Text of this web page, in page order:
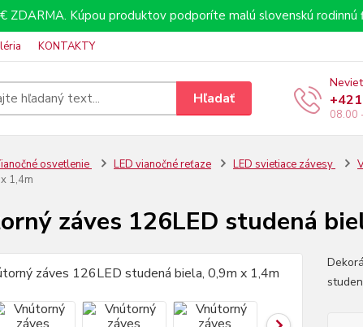
ZDARMA. Kúpou produktov podporíte malú slovenskú rodinnú
KONTAKTY
Hľadať
08.00
osvetlenie LED vianočné reťaze LED svietiace závesy
1,4m
záves 126LED studená